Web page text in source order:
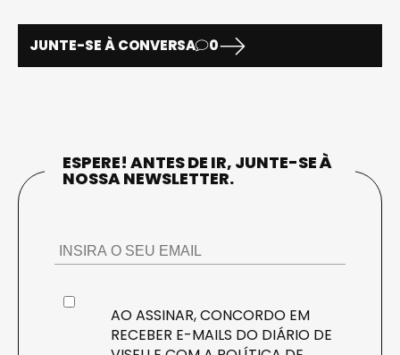
JUNTE-SE À CONVERSA 0
ESPERE! ANTES DE IR, JUNTE-SE À
NOSSA NEWSLETTER.
AO ASSINAR, CONCORDO EM
RECEBER E-MAILS DO DIÁRIO DE